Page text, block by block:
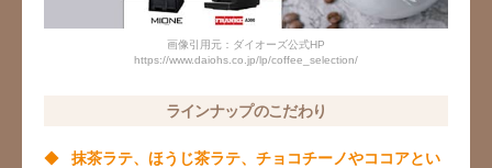
画像引用元：ダイオーズ公式HP
https://www.daiohs.co.jp/lp/coffee_selection/
ラインナップのこだわり
抹茶ラテ、ほうじ茶ラテ、チョコチーノやココアとい